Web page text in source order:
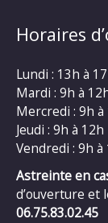
Horaires
Lundi : 13h à
Mardi : 9h à
Mercredi : 9h à
Jeudi : 9h à 12h
Vendredi : 9h
Astreinte en
d’ouverture et
06.75.83.02.45